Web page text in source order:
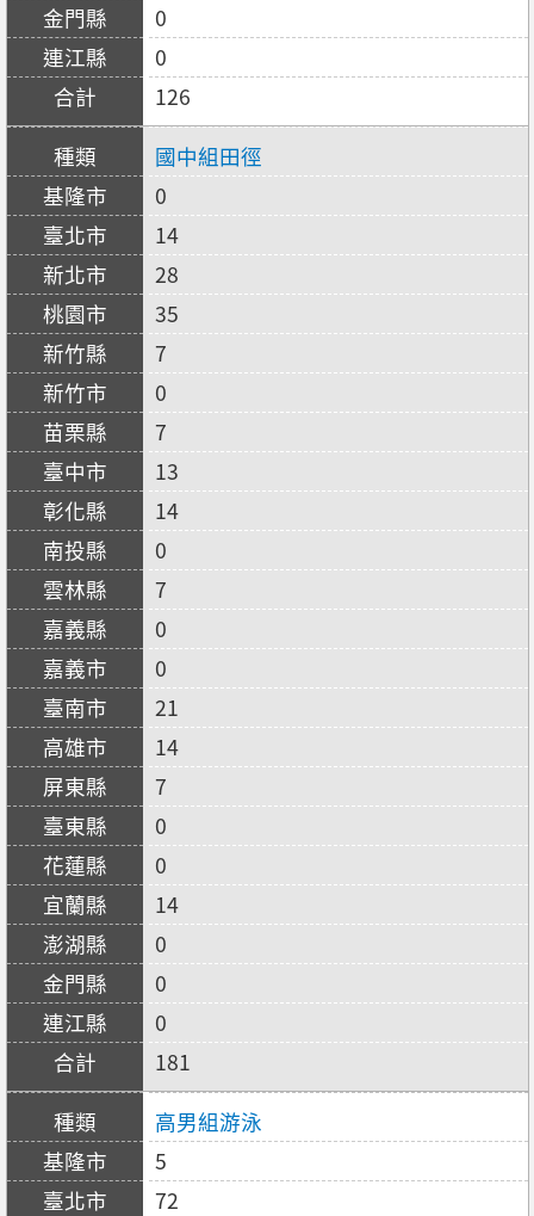
0
0
126
國中組田徑
0
14
28
35
7
0
7
13
14
0
7
0
0
21
14
7
0
0
14
0
0
0
181
高男組游泳
5
72